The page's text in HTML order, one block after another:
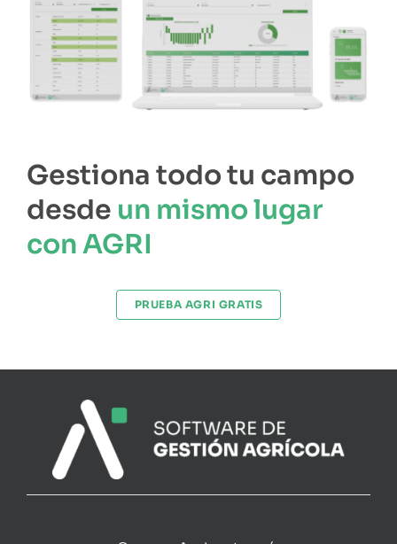
Gestiona todo tu campo
desde un mismo lugar
con AGRI
PRUEBA AGRI GRATIS